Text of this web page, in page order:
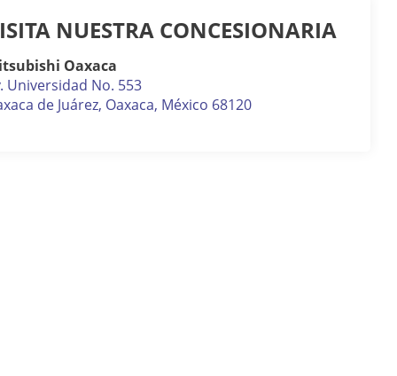
NUESTRA CONCESIONARIA
Oaxaca
Universidad No. 553
de Juárez, Oaxaca, México 68120